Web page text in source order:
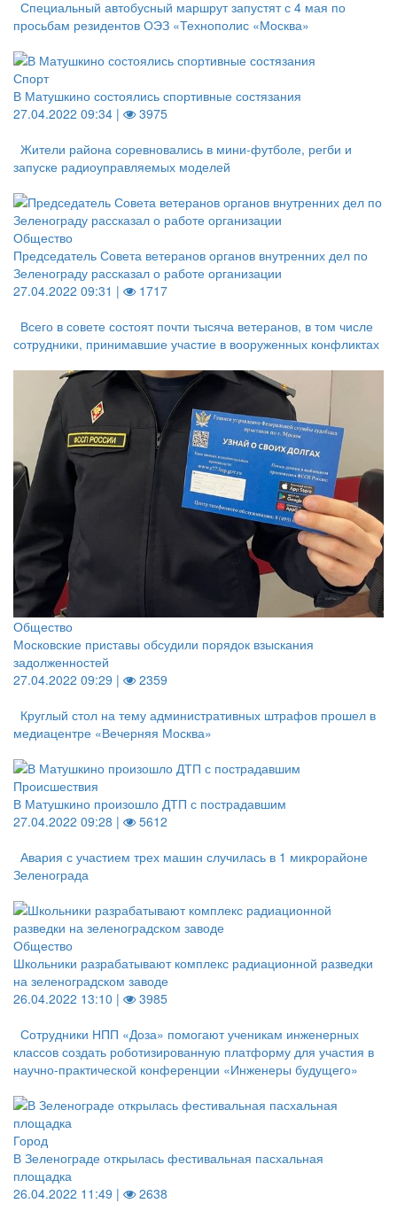
Специальный автобусный маршрут запустят с 4 мая по
просьбам резидентов ОЭЗ «Технополис «Москва»
Спорт
В Матушкино состоялись спортивные состязания
27.04.2022 09:34 |
3975
Жители района соревновались в мини-футболе, регби и
запуске радиоуправляемых моделей
Общество
Председатель Совета ветеранов органов внутренних дел по
Зеленограду рассказал о работе организации
27.04.2022 09:31 |
1717
Всего в совете состоят почти тысяча ветеранов, в том числе
сотрудники, принимавшие участие в вооруженных конфликтах
Общество
Московские приставы обсудили порядок взыскания
задолженностей
27.04.2022 09:29 |
2359
Круглый стол на тему административных штрафов прошел в
медиацентре «Вечерняя Москва»
Происшествия
В Матушкино произошло ДТП с пострадавшим
27.04.2022 09:28 |
5612
Авария с участием трех машин случилась в 1 микрорайоне
Зеленограда
Общество
Школьники разрабатывают комплекс радиационной разведки
на зеленоградском заводе
26.04.2022 13:10 |
3985
Сотрудники НПП «Доза» помогают ученикам инженерных
классов создать роботизированную платформу для участия в
научно-практической конференции «Инженеры будущего»
Город
В Зеленограде открылась фестивальная пасхальная
площадка
26.04.2022 11:49 |
2638